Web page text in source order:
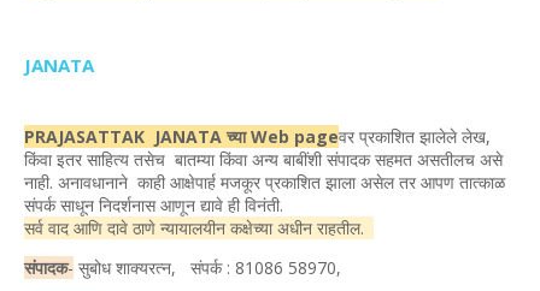
JANATA
PRAJASATTAK JANATA च्या Web pageवर प्रकाशित झालेले लेख,
किंवा इतर साहित्य तसेच बातम्या किंवा अन्य बाबींशी संपादक सहमत असतीलच असे
नाही. अनावधानाने काही आक्षेपार्ह मजकूर प्रकाशित झाला असेल तर आपण तात्काळ
संपर्क साधून निदर्शनास आणून द्यावे ही विनंती.
सर्व वाद आणि दावे ठाणे न्यायालयीन कक्षेच्या अधीन राहतील.
संपादक- सुबोध शाक्यरत्न, संपर्क : 81086 58970,